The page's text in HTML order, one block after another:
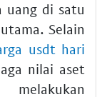
uang di satu
Selain
usdt hari
nilai aset